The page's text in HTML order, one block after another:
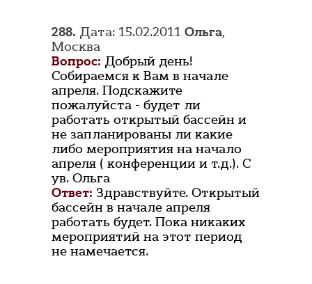
288. Дата: 15.02.2011 Ольга,
Москва
Вопрос: Добрый день!
Собираемся к Вам в начале
апреля. Подскажите
пожалуйста - будет ли
работать открытый бассейн и
не запланированы ли какие
либо мероприятия на начало
апреля ( конференции и т.д.). С
ув. Ольга
Ответ: Здравствуйте. Открытый
бассейн в начале апреля
работать будет. Пока никаких
мероприятий на этот период
не намечается.